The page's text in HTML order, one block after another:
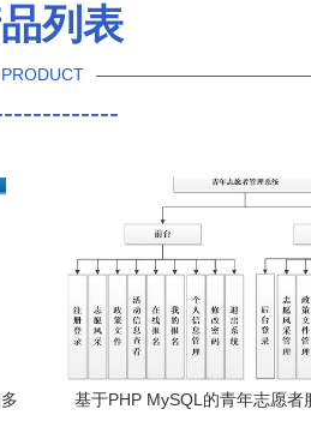
列表
PRODUCT
基于PHP MySQL的青年志愿者